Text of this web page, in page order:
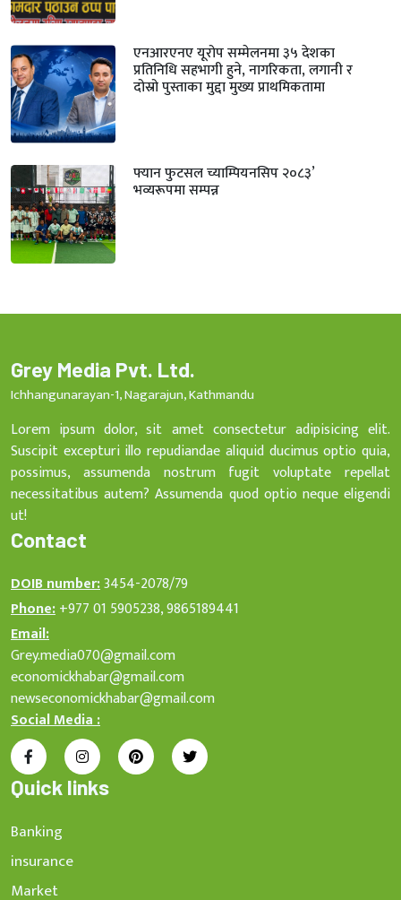
एनआरएनए यूरोप सम्मेलनमा ३५ देशका
प्रतिनिधि सहभागी हुने, नागरिकता, लगानी र
दोस्रो पुस्ताका मुद्दा मुख्य प्राथमिकतामा
फ्यान फुटसल च्याम्पियनसिप २०८३’
भव्यरूपमा सम्पन्न
Grey Media Pvt. Ltd.
Ichhangunarayan-1, Nagarajun, Kathmandu
Lorem ipsum dolor, sit amet consectetur adipisicing elit.
Suscipit excepturi illo repudiandae aliquid ducimus optio quia,
possimus, assumenda nostrum fugit voluptate repellat
necessitatibus autem? Assumenda quod optio neque eligendi
ut!
Contact
DOIB number:3454-2078/79
Phone:+977 01 5905238, 9865189441
Email:
Grey.media070@gmail.com
economickhabar@gmail.com
newseconomickhabar@gmail.com
Social Media :
Quick links
Banking
insurance
Market